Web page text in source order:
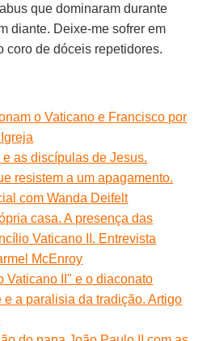
que dominaram durante
diante. Deixe-me sofrer em
coro de dóceis repetidores.
o Vaticano e Francisco por
as discípulas de Jesus.
resistem a um apagamento.
com Wanda Deifelt
casa. A presença das
Vaticano II. Entrevista
McEnroy
Vaticano II" e o diaconato
e a paralisia da tradição. Artigo